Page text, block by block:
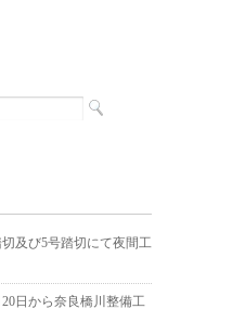
及び5号踏切にて夜間工
日から奈良橋川整備工